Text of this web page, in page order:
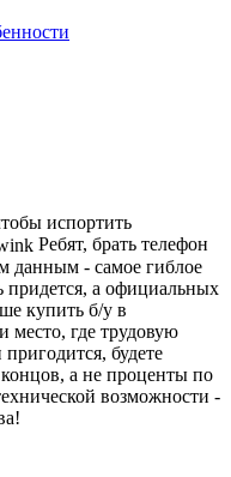
испортить
Ребят, брать телефон
данным - самое гиблое
придется, а официальных
купить б/у в
место, где трудовую
будете
а не проценты по
возможности -